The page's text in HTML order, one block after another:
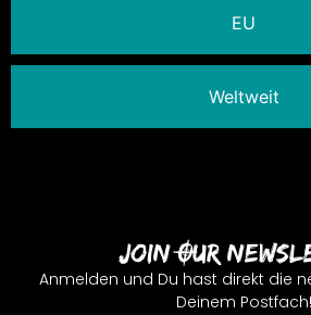
EU
Weltweit
Join Our
Anmelden und Du hast direkt die
Deinem Postfach!